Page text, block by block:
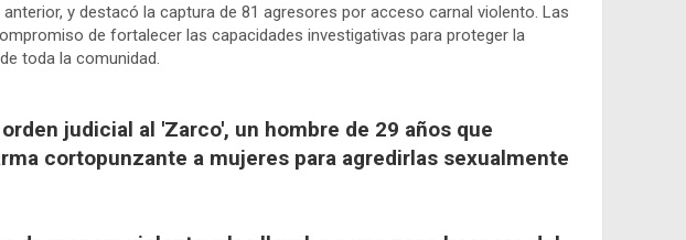
y destacó la captura de 81 agresores por acceso carnal violento. Las
de fortalecer las capacidades investigativas para proteger la
toda la comunidad.
judicial al 'Zarco', un hombre de 29 años que
cortopunzante a mujeres para agredirlas sexualmente